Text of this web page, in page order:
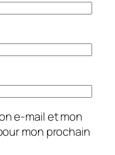
e-mail et mon
mon prochain